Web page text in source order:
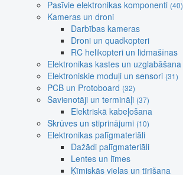
Pasīvie elektronikas komponenti (40)
Kameras un droni
Darbības kameras
Droni un quadkopteri
RC helikopteri un lidmašīnas
Elektronikas kastes un uzglabāšana
Elektroniskie moduļi un sensori (31)
PCB un Protoboard (32)
Savienotāji un termināļi (37)
Elektriskā kabeļošana
Skrūves un stiprinājumi (10)
Elektronikas palīgmateriāli
Dažādi palīgmateriāli
Lentes un līmes
Ķīmiskās vielas un tīrīšana